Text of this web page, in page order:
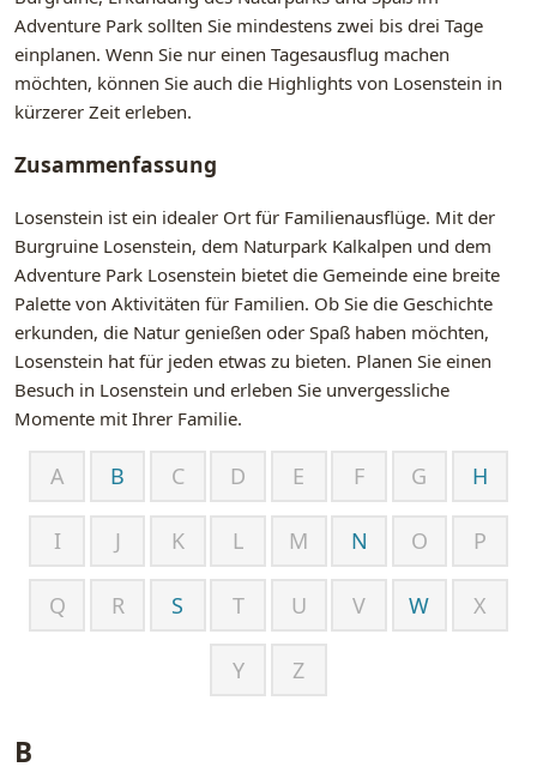
Adventure Park sollten Sie mindestens zwei bis drei Tage
einplanen. Wenn Sie nur einen Tagesausflug machen
möchten, können Sie auch die Highlights von Losenstein in
kürzerer Zeit erleben.
Zusammenfassung
Losenstein ist ein idealer Ort für Familienausflüge. Mit der
Burgruine Losenstein, dem Naturpark Kalkalpen und dem
Adventure Park Losenstein bietet die Gemeinde eine breite
Palette von Aktivitäten für Familien. Ob Sie die Geschichte
erkunden, die Natur genießen oder Spaß haben möchten,
Losenstein hat für jeden etwas zu bieten. Planen Sie einen
Besuch in Losenstein und erleben Sie unvergessliche
Momente mit Ihrer Familie.
A B C D E F G H
I J K L M N O P
Q R S T U V W X
Y Z
B